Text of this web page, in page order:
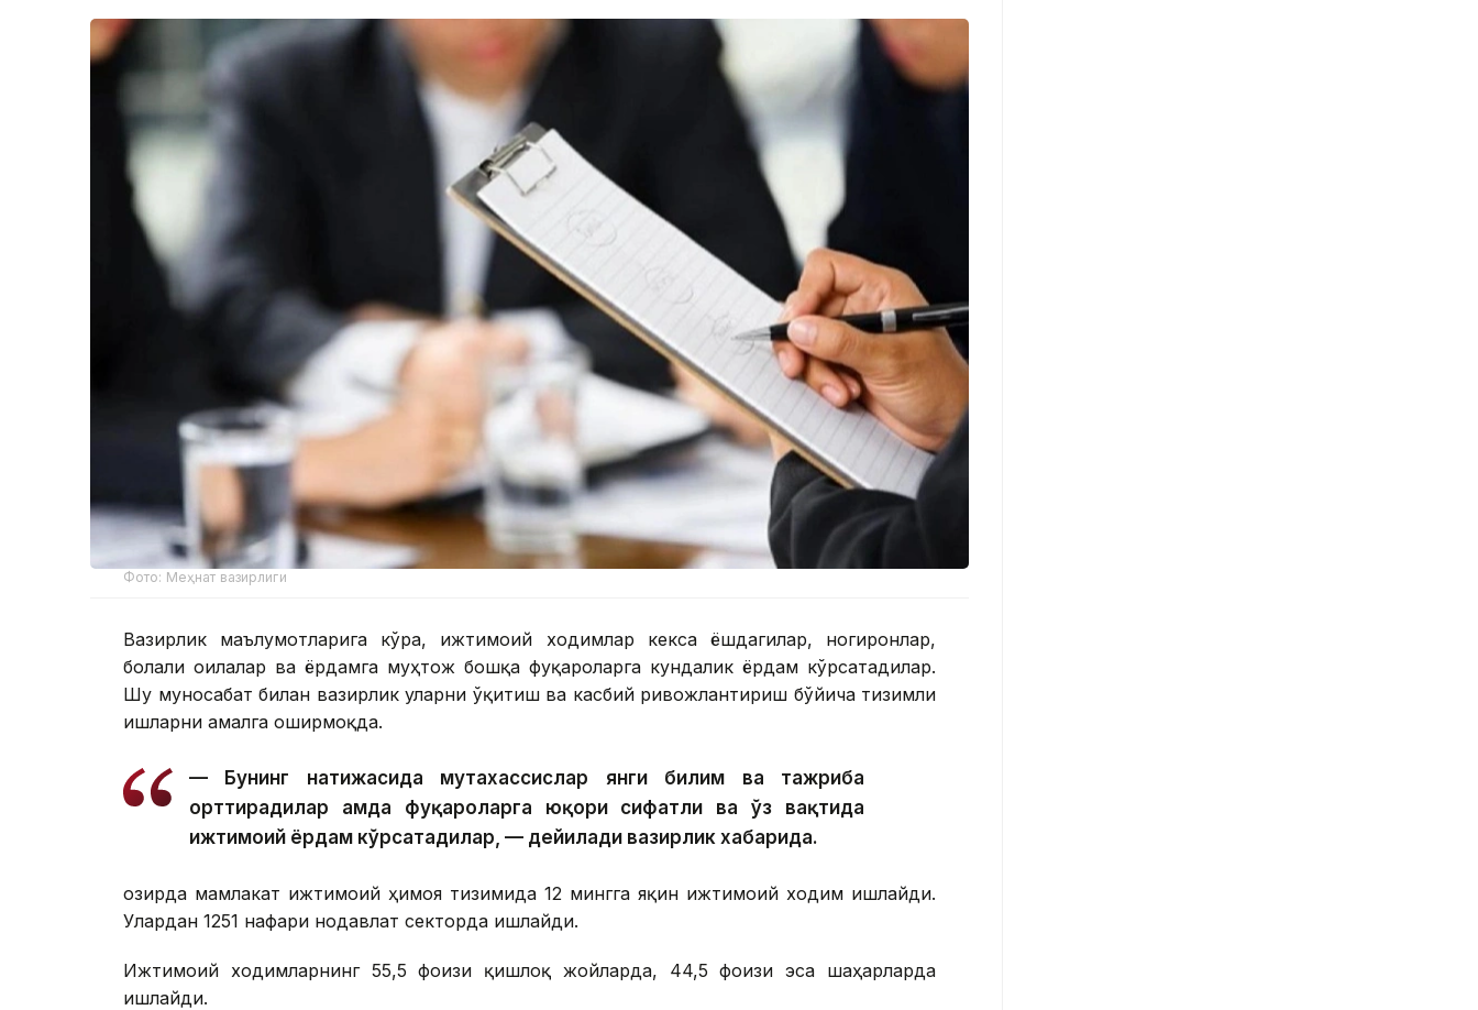
Фото: Меҳнат вазирлиги
Вазирлик маълумотларига кўра, ижтимоий ходимлар кекса ёшдагилар, ногиронлар,
болали оилалар ва ёрдамга муҳтож бошқа фуқароларга кундалик ёрдам кўрсатадилар.
Шу муносабат билан вазирлик уларни ўқитиш ва касбий ривожлантириш бўйича тизимли
ишларни амалга оширмоқда.
— Бунинг натижасида мутахассислар янги билим ва тажриба
орттирадилар ҳамда фуқароларга юқори сифатли ва ўз вақтида
ижтимоий ёрдам кўрсатадилар, — дейилади вазирлик хабарида.
Ҳозирда мамлакат ижтимоий ҳимоя тизимида 12 мингга яқин ижтимоий ходим ишлайди.
Улардан 1251 нафари нодавлат секторда ишлайди.
Ижтимоий ходимларнинг 55,5 фоизи қишлоқ жойларда, 44,5 фоизи эса шаҳарларда
ишлайди.